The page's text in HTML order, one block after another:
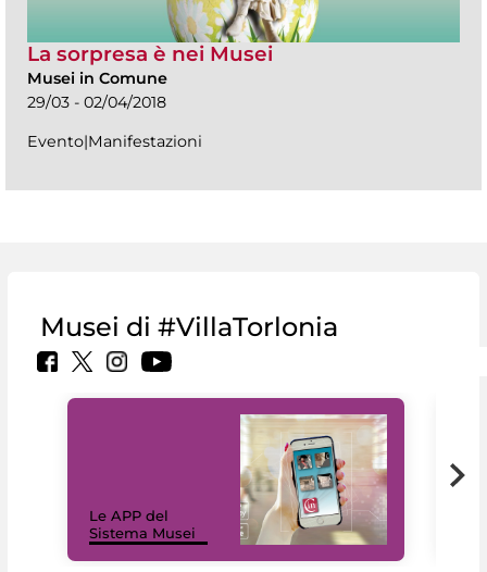
La sorpresa è nei Musei
Musei in Comune
29/03 - 02/04/2018
Evento|Manifestazioni
Musei di #VillaTorlonia
Le APP del
Sistema Musei